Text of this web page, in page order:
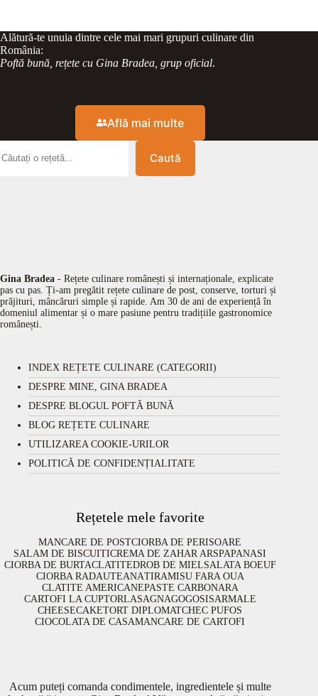
Alătură-te unuia dintre cele mai mari grupuri culinare din
România:
Poftă bună, rețete cu Gina Bradea, grup oficial.
Află mai multe
Caută
Gina Bradea - Rețete culinare românești și internaționale, explicate
pas cu pas. Ți-am pregătit rețete culinare de post, conserve, torturi și
prăjituri, mâncăruri simple și rapide. Am 30 de ani de experiență în
domeniul alimentar și o mare pasiune pentru tradițiile gastronomice
românești.
INDEX REȚETE CULINARE (CATEGORII)
DESPRE MINE, GINA BRADEA
DESPRE BLOGUL POFTĂ BUNĂ
BLOG REȚETE CULINARE
UTILIZAREA COOKIE-URILOR
POLITICĂ DE CONFIDENȚIALITATE
Rețetele mele favorite
MANCARE DE POSTCIORBA DE PERISOARE
SALAM DE BISCUITICREMA DE ZAHAR ARSPAPANASI
CIORBA DE BURTACLATITEDROB DE MIELSALATA BOEUF
CIORBA RADAUTEANATIRAMISU FARA OUA
CLATITE AMERICANEPASTE CARBONARA
CARTOFI LA CUPTORLASAGNAGOGOSISARMALE
CHEESECAKETORT DIPLOMATCHEC PUFOS
CIOCOLATA DE CASAMANCARE DE CARTOFI
Acum puteți comanda condimentele, ingredientele și multe